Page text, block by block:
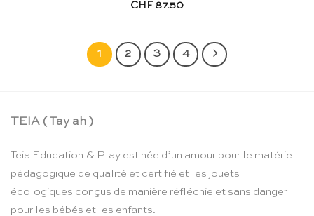
CHF 87.50
1 2 3 4
TEIA ( Tay ah )
Teia Education & Play est née d’un amour pour le matériel
pédagogique de qualité et certifié et les jouets
écologiques conçus de manière réfléchie et sans danger
pour les bébés et les enfants.